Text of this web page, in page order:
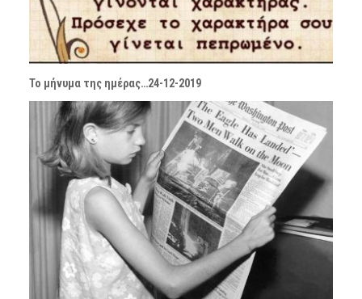
Το μήνυμα της ημέρας…24-12-2019